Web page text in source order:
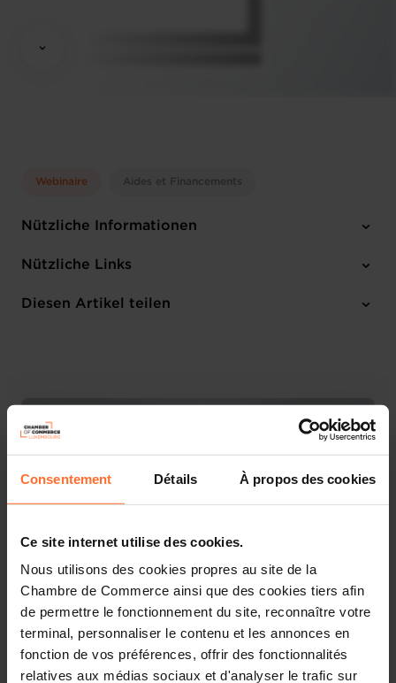
Consentement Détails À propos des cookies
Ce site internet utilise des cookies.
Nous utilisons des cookies propres au site de la
Chambre de Commerce ainsi que des cookies tiers afin
de permettre le fonctionnement du site, reconnaître votre
terminal, personnaliser le contenu et les annonces en
fonction de vos préférences, offrir des fonctionnalités
relatives aux médias sociaux et d'analyser le trafic sur
Webinaire Aides et Financements
Nützliche Informationen
Montag 30 Jun 2025
Online Workshop
Nützliche Links
Anmelden
Diesen Artikel teilen
Découvrez les aides étatiques pour vos projets